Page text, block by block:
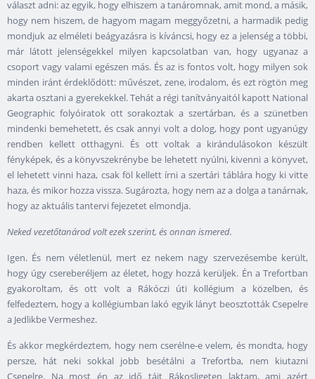
választ adni: az egyik, hogy elhiszem a tanáromnak, amit mond, a másik,
hogy nem hiszem, de hagyom magam meggyőzetni, a harmadik pedig
mondjuk az elméleti beágyazásra is kíváncsi, hogy ez a jelenség a többi,
már látott jelenségekkel milyen kapcsolatban van, hogy ugyanaz a
csoport vagy valami egészen más. És az is fontos volt, hogy milyen sok
minden iránt érdeklődött: művészet, zene, irodalom, és ezt rögtön meg
akarta osztani a gyerekekkel. Tehát a régi tanítványaitól kapott National
Geographic folyóiratok ott sorakoztak a szertárban, és a szünetben
mindenki bemehetett, és csak annyi volt a dolog, hogy pont ugyanúgy
rendben kellett otthagyni. És ott voltak a kirándulásokon készült
fényképek, és a könyvszekrénybe be lehetett nyúlni, kivenni a könyvet,
el lehetett vinni haza, csak föl kellett írni a szertári táblára hogy ki vitte
haza, és mikor hozza vissza. Sugározta, hogy nem az a dolga a tanárnak,
hogy az aktuális tantervi fejezetet elmondja.
Neked vezetőtanárod volt ezek szerint, és onnan ismered.
Igen. És nem véletlenül, mert ez nekem nagy szervezésembe került,
hogy úgy csereberéljem az életet, hogy hozzá kerüljek. Én a Trefortban
gyakoroltam, és ott volt a Rákóczi úti kollégium a közelben, és
felfedeztem, hogy a kollégiumban lakó egyik lányt beosztották Csepelre
a Jedlikbe Vermeshez.
És akkor megkérdeztem, hogy nem cserélne-e velem, és mondta, hogy
persze, hát neki sokkal jobb besétálni a Trefortba, nem kiutazni